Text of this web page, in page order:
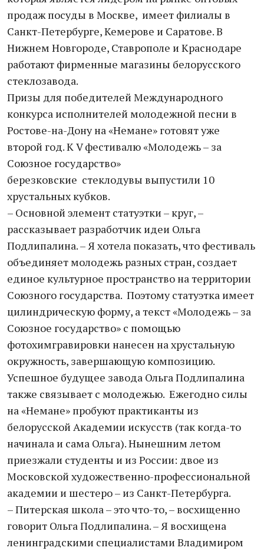
продаж посуды в Москве, имеет филиалы в
Санкт-Петербурге, Кемерове и Саратове. В
Нижнем Новгороде, Ставрополе и Краснодаре
работают фирменные магазины белорусского
стеклозавода.
Призы для победителей Международного
конкурса исполнителей молодежной песни в
Ростове-на-Дону на «Немане» готовят уже
второй год. К V фестивалю «Молодежь – за
Союзное государство»
березковские стеклодувы выпустили 10
хрустальных кубков.
– Основной элемент статуэтки – круг, –
рассказывает разработчик идеи Ольга
Подлипалина. – Я хотела показать, что фестиваль
объединяет молодежь разных стран, создает
единое культурное пространство на территории
Союзного государства. Поэтому статуэтка имеет
цилиндрическую форму, а текст «Молодежь – за
Союзное государство» с помощью
фотохимгравировки нанесен на хрустальную
окружность, завершающую композицию.
Успешное будущее завода Ольга Подлипалина
также связывает с молодежью. Ежегодно силы
на «Немане» пробуют практиканты из
белорусской Академии искусств (так когда-то
начинала и сама Ольга). Нынешним летом
приезжали студенты и из России: двое из
Московской художественно-профессиональной
академии и шестеро – из Санкт-Петербурга.
– Питерская школа – это что-то, – восхищенно
говорит Ольга Подлипалина. – Я восхищена
ленинградскими специалистами Владимиром